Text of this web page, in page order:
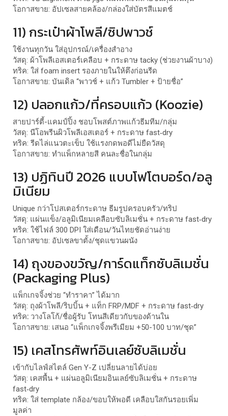
โอกาสขาย: อัปเซลสายคล้อง/กล่องใส่บัตรสีแมตช์
11) กระเป๋าผ้าโพลี/ซิปพาวช์
ใช้งานทุกวัน ใส่อุปกรณ์/เครื่องสำอาง
วัสดุ: ผ้าโพลีเอสเตอร์เคลือบ + กระดาษ tacky (ช่วยงานผ้าบาง)
ทริค: ใส่ foam insert รองภายในให้ตึงก่อนรีด
โอกาสขาย: บันเดิล “พาวช์ + แก้ว Tumbler + ป้ายชื่อ”
12) ปลอกแก้ว/ที่ครอบแก้ว (Koozie)
สายปาร์ตี้-แคมป์ปิ้ง ชอบโพสต์ภาพแก้วธีมทีม/กลุ่ม
วัสดุ: นีโอพรีนผิวโพลีเอสเตอร์ + กระดาษ fast‑dry
ทริค: รีดไล่แนวตะเข็บ ใช้แรงกดพอดีไม่ยืดวัสดุ
โอกาสขาย: ทำแพ็กหลายสี คนละชื่อในกลุ่ม
13) ปฏิทินปี 2026 แบบโฟโตบอร์ด/อลู
มิเนียม
Unique กว่าโปสเตอร์กระดาษ ธีมรูปครอบครัว/ทริป
วัสดุ: แผ่นแข็ง/อลูมิเนียมเคลือบซับลิเมชั่น + กระดาษ fast‑dry
ทริค: ใช้ไฟล์ 300 DPI ใส่เดือน/วันไทยชัดอ่านง่าย
โอกาสขาย: อัปเซลขาตั้ง/ชุดแขวนผนัง
14) ถุงของขวัญ/การ์ดแท็กซับลิเมชั่น
(Packaging Plus)
แพ็กเกจจิ้งช่วย “ทำราคา” ได้มาก
วัสดุ: ถุงผ้าโพลี/ริบบิ้น + แท็ก FRP/MDF + กระดาษ fast‑dry
ทริค: วางโลโก้/ชื่อผู้รับ โทนสีเดียวกับของด้านใน
โอกาสขาย: เสนอ “แพ็กเกจจิ้งพรีเมียม +50-100 บาท/ชุด”
15) เคสโทรศัพท์อินเลย์ซับลิเมชั่น
เข้ากับไลฟ์สไตล์ Gen Y-Z เปลี่ยนลายได้บ่อย
วัสดุ: เคสพื้น + แผ่นอลูมิเนียมอินเลย์ซับลิเมชั่น + กระดาษ
fast‑dry
ทริค: ใส่ template กล้อง/ขอบให้พอดี เคลือบใสกันรอยเพิ่ม
มูลค่า